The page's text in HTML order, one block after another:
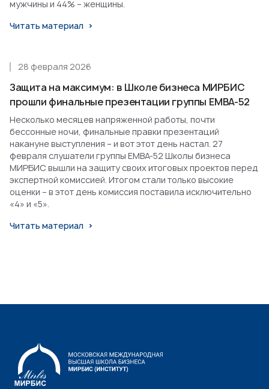
мужчины и 44% – женщины.
Читать материал
Защита на максимум: в Школе бизнеса МИРБИС
прошли финальные презентации группы EMBA-52
28 февраля 2026
Несколько месяцев напряженной работы, почти
бессонные ночи, финальные правки презентаций
накануне выступления – и вот этот день настал. 27
февраля слушатели группы EMBA-52 Школы бизнеса
МИРБИС вышли на защиту своих итоговых проектов перед
экспертной комиссией. Итогом стали только высокие
оценки – в этот день комиссия поставила исключительно
«4» и «5».
Читать материал